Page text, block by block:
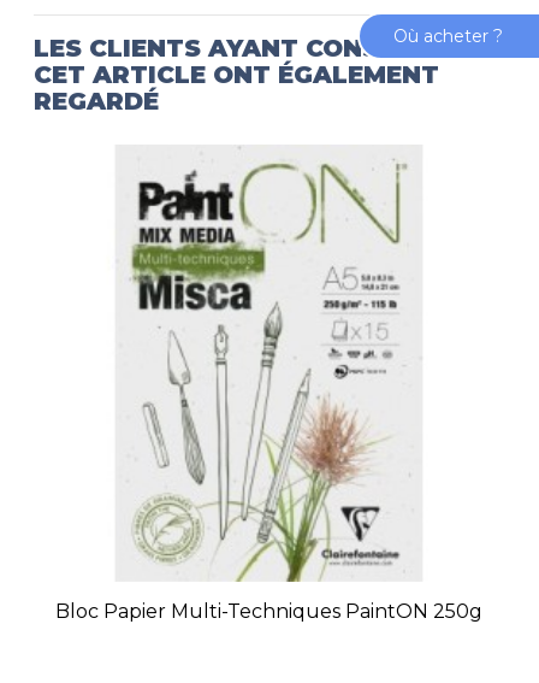
LES CLIENTS AYANT CONSULTÉ
CET ARTICLE ONT ÉGALEMENT
REGARDÉ
Bloc Papier Multi-Techniques PaintON 250g
Où acheter ?